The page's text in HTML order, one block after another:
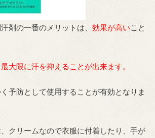
剤の一番のメリットは、 効果が高いこと
最大限に汗を抑えることが出来ます。
予防として使用することが有効となりま
クリームなので衣服に付着したり、手が